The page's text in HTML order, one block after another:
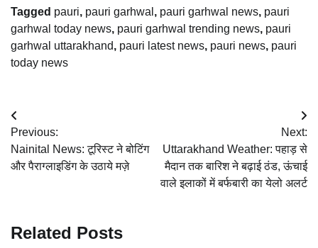
Tagged pauri, pauri garhwal , pauri garhwal news, pauri
garhwal today news, pauri garhwal trending news, pauri
garhwal uttarakhand, pauri latest news, pauri news, pauri
today news
Post
navigation
Previous:
Nainital News: टूरिस्ट ने बोटिंग
और पैराग्लाइडिंग के उठाये मज़े
Next:
Uttarakhand Weather: पहाड़ से
मैदान तक बारिश ने बढ़ाई ठंड, ऊंचाई
वाले इलाकों में बर्फबारी का येलो अलर्ट
Related Posts